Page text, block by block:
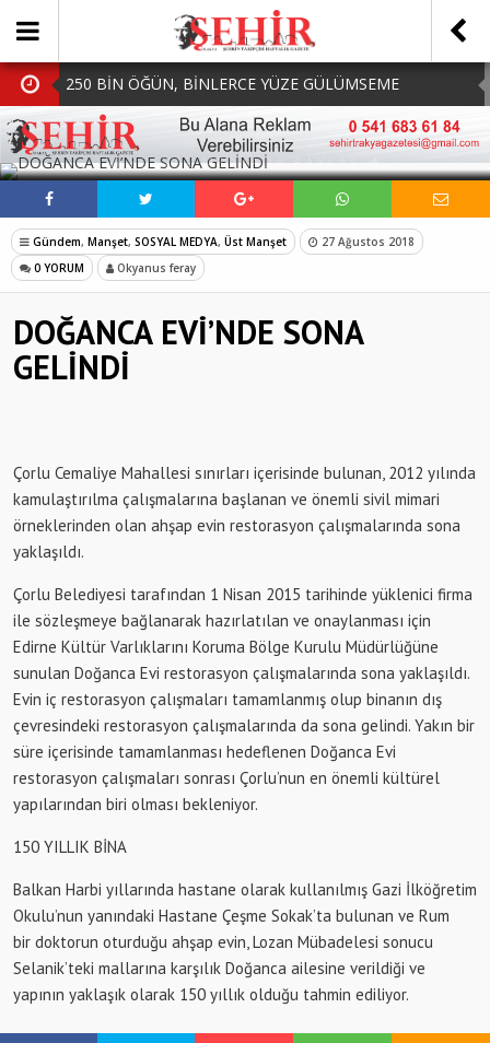
250 BİN ÖĞÜN, BİNLERCE YÜZE GÜLÜMSEME
BAŞKAN MÜGE YILDIZ TOPAK: ‘SOSYAL
BELEDİYECİLİKTE HİÇBİR HEMŞERİMİZİ YALNIZ
BIRAKMIYORUZ!’
MHP Çorlu İlçe Teşkilatında Yeni Dönem Başladı:
Mazbatalar Alındı
Dolu Vurdu, Büyükşehir Üreticiyi Yalnız Bırakmadı
SOFRALARDA BEREKETİ, GÖNÜLLERDE DAYANIŞMAYI
SOSYAL MEDYADA PAYLAŞ
Gündem, Manşet, SOSYAL MEDYA, Üst Manşet
27 Ağustos 2018
0 YORUM
Okyanus feray
DOĞANCA EVİ’NDE SONA
GELİNDİ
Çorlu Cemaliye Mahallesi sınırları içerisinde bulunan, 2012 yılında
kamulaştırılma çalışmalarına başlanan ve önemli sivil mimari
örneklerinden olan ahşap evin restorasyon çalışmalarında sona
yaklaşıldı.
Çorlu Belediyesi tarafından 1 Nisan 2015 tarihinde yüklenici firma
ile sözleşmeye bağlanarak hazırlatılan ve onaylanması için
Edirne Kültür Varlıklarını Koruma Bölge Kurulu Müdürlüğüne
sunulan Doğanca Evi restorasyon çalışmalarında sona yaklaşıldı.
Evin iç restorasyon çalışmaları tamamlanmış olup binanın dış
çevresindeki restorasyon çalışmalarında da sona gelindi. Yakın bir
süre içerisinde tamamlanması hedeflenen Doğanca Evi
restorasyon çalışmaları sonrası Çorlu’nun en önemli kültürel
yapılarından biri olması bekleniyor.
150 YILLIK BİNA
Balkan Harbi yıllarında hastane olarak kullanılmış Gazi İlköğretim
Okulu’nun yanındaki Hastane Çeşme Sokak’ta bulunan ve Rum
bir doktorun oturduğu ahşap evin, Lozan Mübadelesi sonucu
Selanik’teki mallarına karşılık Doğanca ailesine verildiği ve
yapının yaklaşık olarak 150 yıllık olduğu tahmin ediliyor.